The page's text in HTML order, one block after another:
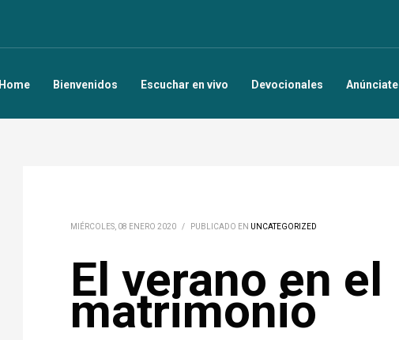
Home Bienvenidos Escuchar en vivo Devocionales Anúnciate
MIÉRCOLES, 08 ENERO 2020 / PUBLICADO EN UNCATEGORIZED
El verano en el
matrimonio